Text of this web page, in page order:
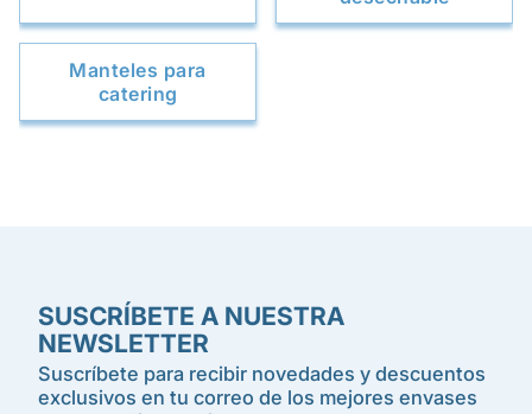
Manteles para
catering
SUSCRÍBETE A NUESTRA
NEWSLETTER
Suscríbete para recibir novedades y descuentos
exclusivos en tu correo de los mejores envases